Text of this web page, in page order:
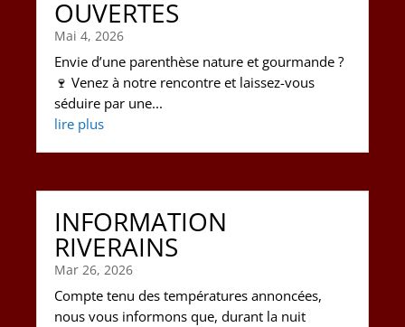
OUVERTES
Mai 4, 2026
Envie d’une parenthèse nature et gourmande ?
🍷 Venez à notre rencontre et laissez-vous
séduire par une...
lire plus
INFORMATION
RIVERAINS
Mar 26, 2026
Compte tenu des températures annoncées,
nous vous informons que, durant la nuit